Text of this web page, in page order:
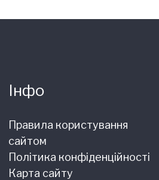
Інфо
Правила користування
сайтом
Політика конфіденційності
Карта сайту